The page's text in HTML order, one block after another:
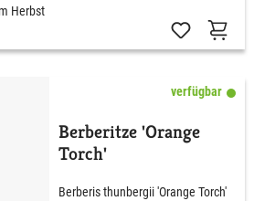
Herbst
verfügbar
Berberitze 'Orange
Torch'
Berberis thunbergii 'Orange Torch'